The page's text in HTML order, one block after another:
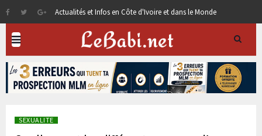
Actualités et Infos en Côte d'Ivoire et dans le Monde
SEXUALITE